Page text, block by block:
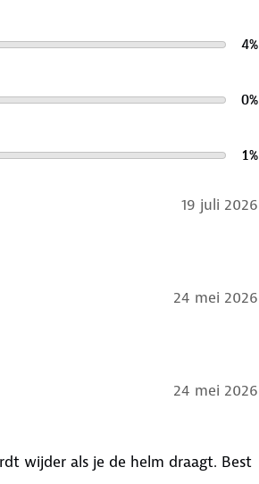
4%
0%
1%
19 juli 2026
24 mei 2026
24 mei 2026
wijder als je de helm draagt. Best